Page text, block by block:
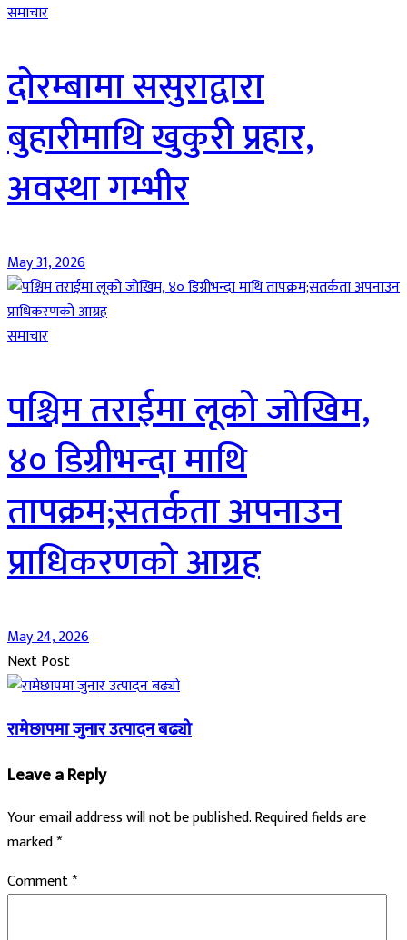
समाचार
दोरम्बामा ससुराद्वारा
बुहारीमाथि खुकुरी प्रहार,
अवस्था गम्भीर
May 31, 2026
समाचार
पश्चिम तराईमा लूको जोखिम,
४० डिग्रीभन्दा माथि
तापक्रम;सतर्कता अपनाउन
प्राधिकरणको आग्रह
May 24, 2026
Next Post
रामेछापमा जुनार उत्पादन बढ्यो
Leave a Reply
Your email address will not be published.Required fields are
marked*
Comment*